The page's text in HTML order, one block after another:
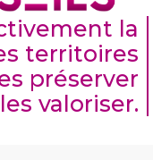
la
territoires
préserver
valoriser.